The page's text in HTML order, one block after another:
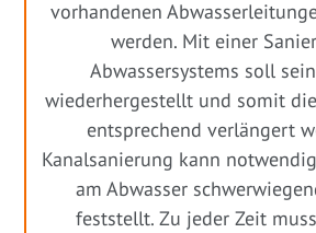
vorhandenen
werden. Mit einer
Abwassersystems soll
wiederhergestellt und somit
entsprechend verlängert
Kanalsanierung kann
am Abwasser
feststellt. Zu jeder Zeit